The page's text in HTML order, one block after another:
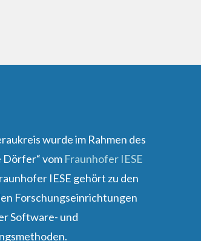
wurde im Rahmen des
Dörfer“ vom Fraunhofer IESE
IESE gehört zu den
Forschungseinrichtungen
Software- und